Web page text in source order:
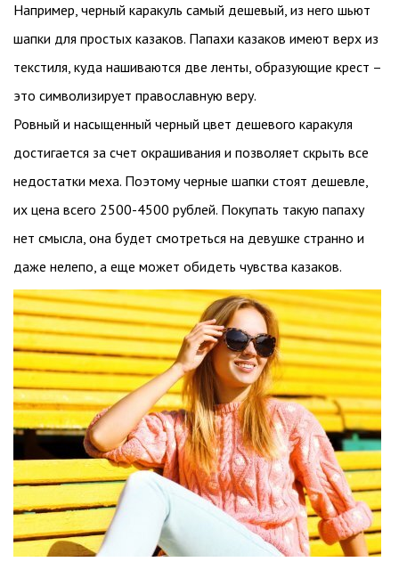
Например, черный каракуль самый дешевый, из него шьют
шапки для простых казаков. Папахи казаков имеют верх из
текстиля, куда нашиваются две ленты, образующие крест –
это символизирует православную веру.
Ровный и насыщенный черный цвет дешевого каракуля
достигается за счет окрашивания и позволяет скрыть все
недостатки меха. Поэтому черные шапки стоят дешевле,
их цена всего 2500-4500 рублей. Покупать такую папаху
нет смысла, она будет смотреться на девушке странно и
даже нелепо, а еще может обидеть чувства казаков.